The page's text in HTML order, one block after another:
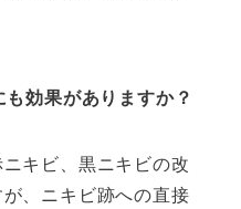
効果がありますか？
キビ、黒ニキビの改
、ニキビ跡への直接